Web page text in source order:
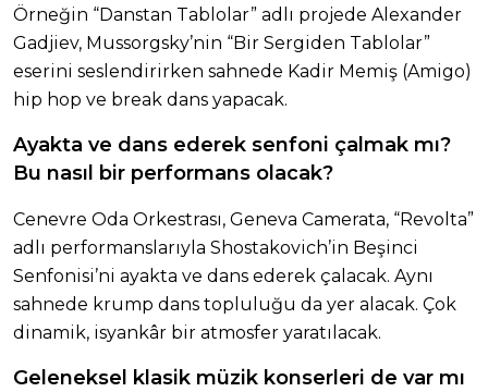
Örneğin “Danstan Tablolar” adlı projede Alexander
Gadjiev, Mussorgsky’nin “Bir Sergiden Tablolar”
eserini seslendirirken sahnede Kadir Memiş (Amigo)
hip hop ve break dans yapacak.
Ayakta ve dans ederek senfoni çalmak mı?
Bu nasıl bir performans olacak?
Cenevre Oda Orkestrası, Geneva Camerata, “Revolta”
adlı performanslarıyla Shostakovich’in Beşinci
Senfonisi’ni ayakta ve dans ederek çalacak. Aynı
sahnede krump dans topluluğu da yer alacak. Çok
dinamik, isyankâr bir atmosfer yaratılacak.
Geleneksel klasik müzik konserleri de var mı